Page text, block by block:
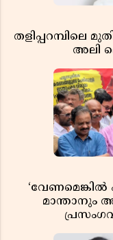
തളിപ്പറമ്പിലെ
അലി
‘വേണമെങ്കിൽ
മാന്താനും